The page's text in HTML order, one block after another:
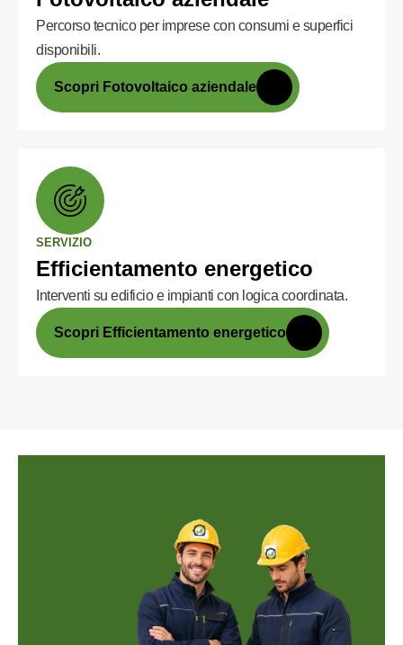
Percorso tecnico per imprese con consumi e superfici
disponibili.
Scopri Fotovoltaico aziendale
SERVIZIO
Efficientamento energetico
Interventi su edificio e impianti con logica coordinata.
Scopri Efficientamento energetico